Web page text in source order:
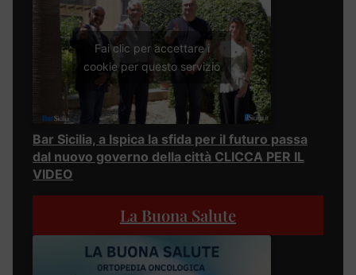
Fai clic per accettare i
cookie per questo servizio
Bar Sicilia, a Ispica la sfida per il futuro passa
dal nuovo governo della città CLICCA PER IL
VIDEO
La Buona Salute